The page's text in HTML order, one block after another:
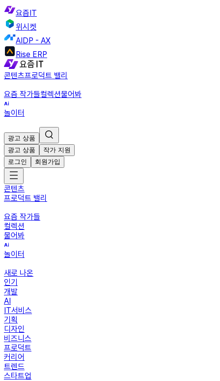
요즘IT
위시켓
AIDP - AX
Rise ERP
콘텐츠프로덕트 밸리
요즘 작가들컬렉션물어봐
놀이터
광고 상품
광고 상품
작가 지원
로그인
회원가입
콘텐츠
프로덕트 밸리
요즘 작가들
컬렉션
물어봐
놀이터
새로 나온
인기
개발
AI
IT서비스
기획
디자인
비즈니스
프로덕트
커리어
트렌드
스타트업